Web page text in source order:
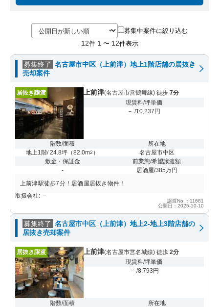
募集中案件に絞り込む
12件 1 〜 12件表示
募集終了 名古屋市中区（上前津）地上1階店舗の居抜き
売却案件
居抜き譲渡 上前津(名古屋市営鶴舞線) 徒歩 7分
現賃料/坪単価
－ /10,237円
階数/面積
地上1階/ 24.8坪 （82.0m2 ）
所在地
名古屋市中区
敷金・保証金
-
前業態/希望譲渡額
居酒屋/385万円
上前津駅徒歩7分！居酒屋居抜き物件！
取扱会社: －
譲渡No.：11681
公開日：2025-10-10
募集終了 名古屋市中区（上前津）地上2-地上3階店舗の
居抜き売却案件
居抜き譲渡 上前津(名古屋市営名城線) 徒歩 2分
現賃料/坪単価
－ /8,793円
階数/面積
所在地